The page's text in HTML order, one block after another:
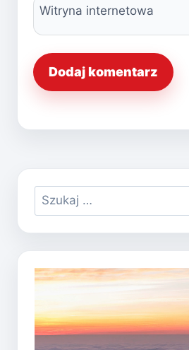
Witryna internetowa
Szukaj: